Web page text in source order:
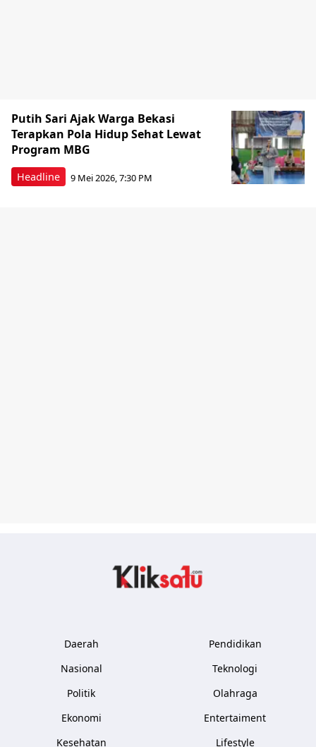
Headline
Putih Sari Ajak Warga Bekasi
Terapkan Pola Hidup Sehat Lewat
Program MBG
9 Mei 2026, 7:30 PM
Daerah
Nasional
Politik
Ekonomi
Kesehatan
Pendidikan
Teknologi
Olahraga
Entertaiment
Lifestyle